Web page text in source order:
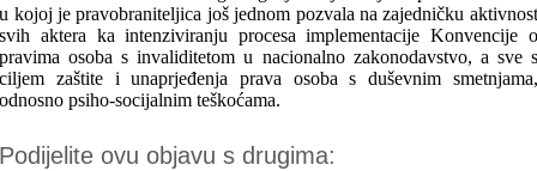
u kojoj je pravobraniteljica još jednom pozvala na zajedničku aktivnost
svih aktera ka intenziviranju procesa implementacije Konvencije o
pravima osoba s invaliditetom u nacionalno zakonodavstvo, a sve s
ciljem zaštite i unaprjeđenja prava osoba s duševnim smetnjama,
odnosno psiho-socijalnim teškoćama.
Podijelite ovu objavu s drugima: